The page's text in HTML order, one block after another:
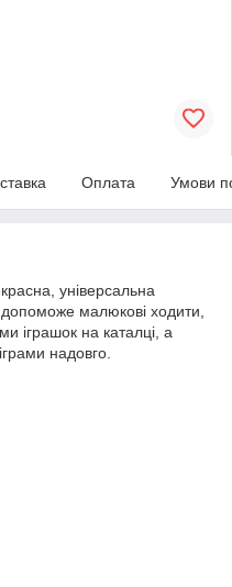
Оплата Умови
універсальна
малюкові ходити,
іграшок на каталці, а
надовго.